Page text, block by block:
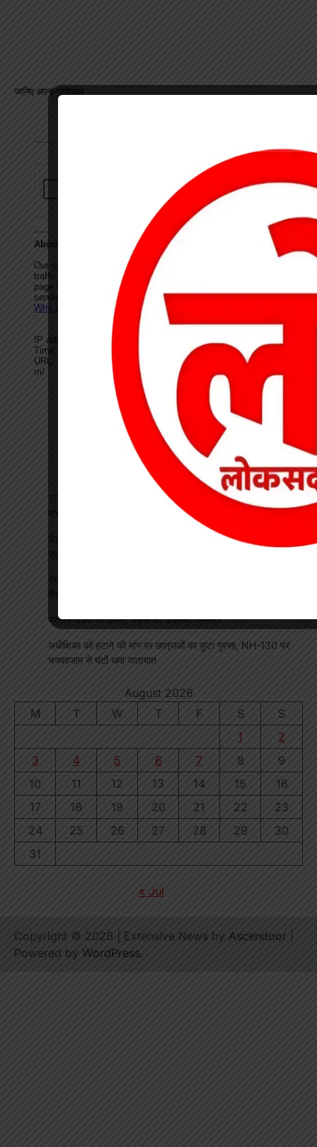
जानिए अपना राशिफल
17 अगस्त की हड़ताल से पहले चेयरमैन ने बुलाई बैठक, बिजली कर्मियों की
विकसित भारत रोजगार मिशन पर खारंग में एकदिवसीय प्रशिक्षण, जनपद
प्रधान पाठक पर हमला, स्कूल का चपरासी गिरफ्तार
अधीक्षिका को हटाने की मांग पर छात्राओं का फूटा गुस्सा, NH-130 पर
चक्काजाम से घंटों थमा यातायात
August 2026
M
T W T F S
S
1
2
3
4 5 6 7 8
9
10
11 12 13 14 15
16
17
18 19 20 21 22
23
24
25 26 27 28 29
30
31
« Jul
Copyright © 2026 | Extensive News by Ascendoor
Powered by WordPress.